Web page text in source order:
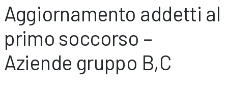
Aggiornamento addetti al
primo soccorso –
Aziende gruppo B,C